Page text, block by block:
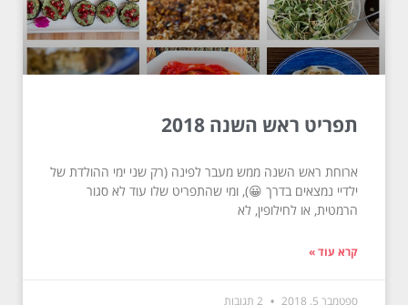
תפריט ראש השנה 2018
ארוחת ראש השנה ממש מעבר לפינה (רק שני ימי ההולדת של
ילדיי נמצאים בדרך 😀), ומי שהתפריט שלו עוד לא סגור
הרמטית, או לחילופין, לא
קרא עוד »
ספטמבר 5, 2018